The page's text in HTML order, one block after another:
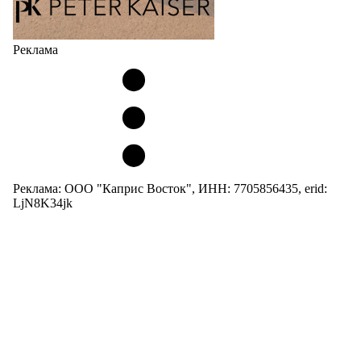
Реклама
Реклама: ООО "Каприс Восток", ИНН: 7705856435, erid:
LjN8K34jk